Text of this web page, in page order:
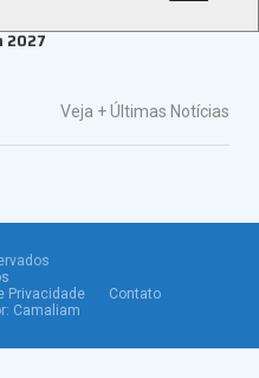
2027
Veja +Últimas Notícias
Privacidade
Contato
Camaliam